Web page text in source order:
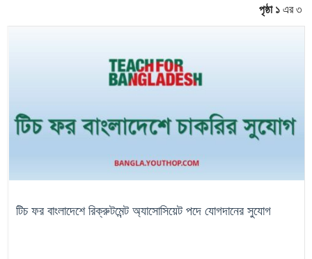
পৃষ্ঠা ১এর ৩
টিচ ফর বাংলাদেশে রিক্রুটমেন্ট অ্যাসোসিয়েট পদে যোগদানের সুযোগ